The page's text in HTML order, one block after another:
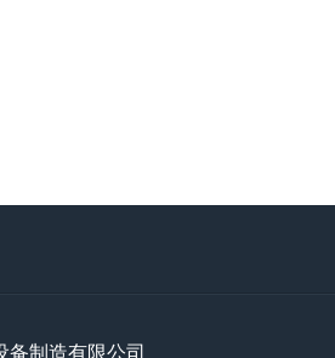
备制造有限公司